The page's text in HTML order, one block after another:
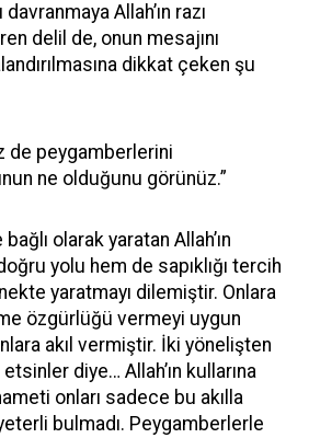
davranmaya Allah’ın razı
delil de, onun mesajını
dikkat çeken şu
de peygamberlerini
ne olduğunu görünüz.”
olarak yaratan Allah’ın
yolu hem de sapıklığı tercih
yaratmayı dilemiştir. Onlara
özgürlüğü vermeyi uygun
akıl vermiştir. İki yönelişten
diye… Allah’ın kullarına
onları sadece bu akılla
bulmadı. Peygamberlerle